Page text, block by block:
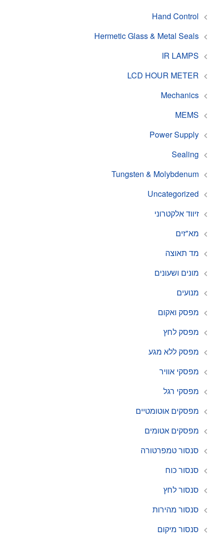
Hand Control
Hermetic Glass & Metal Seals
IR LAMPS
LCD HOUR METER
Mechanics
MEMS
Power Supply
Sealing
Tungsten & Molybdenum
Uncategorized
זיווד אלקטרוני
מא"זים
מד תאוצה
מונים ושעונים
מנועים
מפסק ואקום
מפסק לחץ
מפסק ללא מגע
מפסקי אוויר
מפסקי רגל
מפסקים אוטומטיים
מפסקים אטומים
סנסור טמפרטורה
סנסור כוח
סנסור לחץ
סנסור מהירות
סנסור מיקום